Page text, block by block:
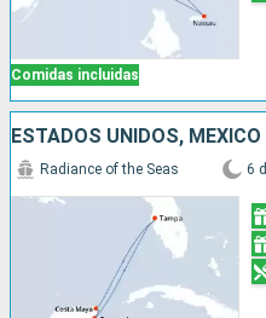
Comidas incluidas
ESTADOS UNIDOS, MÉXICO
Radiance of the Seas 6 d